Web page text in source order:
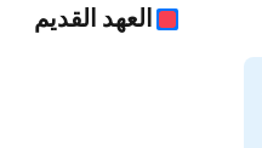
العهد القديم